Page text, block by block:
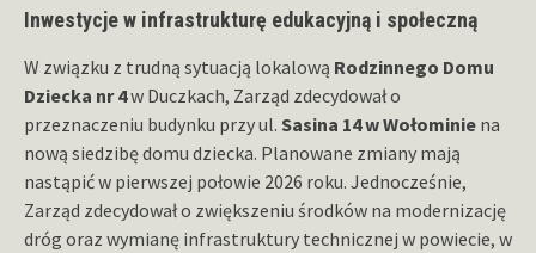
Inwestycje w infrastrukturę edukacyjną i społeczną
W związku z trudną sytuacją lokalową Rodzinnego Domu
Dziecka nr 4w Duczkach, Zarząd zdecydował o
przeznaczeniu budynku przy ul. Sasina 14 w Wołominie na
nową siedzibę domu dziecka. Planowane zmiany mają
nastąpić w pierwszej połowie 2026 roku. Jednocześnie,
Zarząd zdecydował o zwiększeniu środków na modernizację
dróg oraz wymianę infrastruktury technicznej w powiecie, w